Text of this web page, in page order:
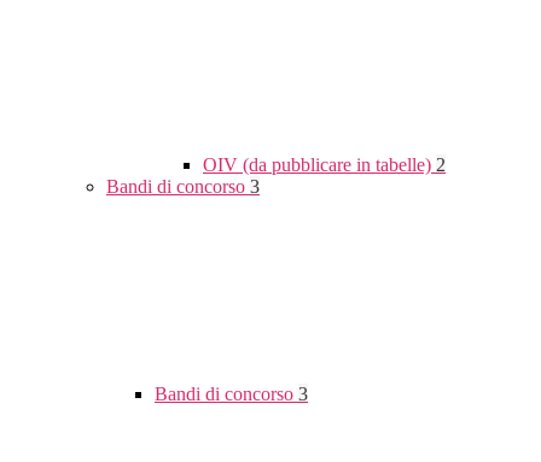
OIV (da pubblicare in tabelle) 2
Bandi di concorso 3
Bandi di concorso 3